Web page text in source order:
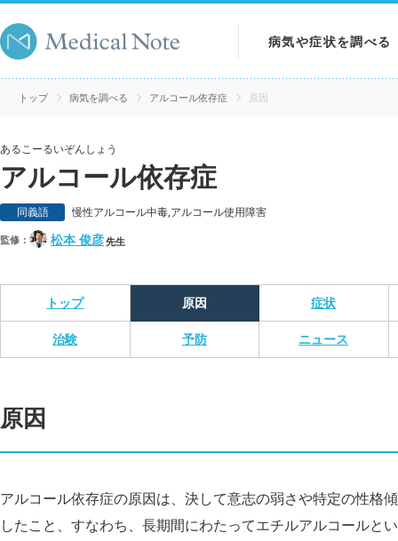
病気や症状を調べる
病気を調べる
トップ 病気を調べる アルコール依存症 原因
あるこーるいぞんしょう
アルコール依存症
同義語 慢性アルコール中毒,アルコール使用障害
監修： 松本 俊彦先生
トップ 原因 症状
治験 予防 ニュース
原因
アルコール依存症の原因は、決して意志の弱さや特定の性格
したこと、すなわち、長期間にわたってエチルアルコールと